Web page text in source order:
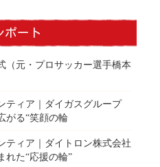
ポート
元・プロサッカー選手橋本
ティア｜ダイガスグループ
がる“笑顔の輪
ティア｜ダイトロン株式会社
れた“応援の輪”